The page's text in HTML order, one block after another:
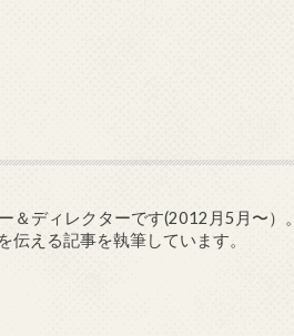
＆ディレクターです(2012月5月〜）。
える記事を執筆しています。